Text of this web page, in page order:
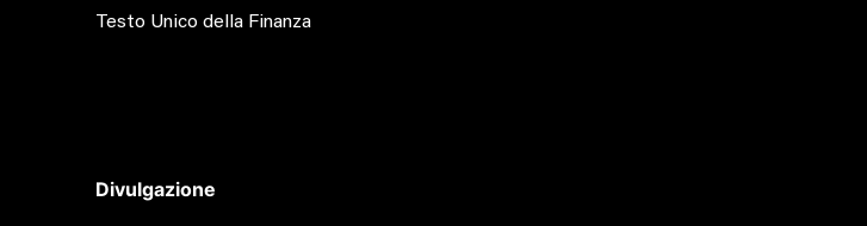
Testo Unico della Finanza
Divulgazione